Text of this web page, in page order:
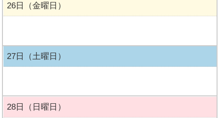
26日（金曜日）
27日（土曜日）
28日（日曜日）